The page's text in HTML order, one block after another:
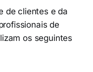
de clientes e da
de
os seguintes